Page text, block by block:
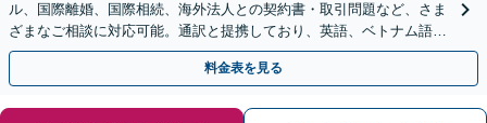
ル、国際離婚、国際相続、海外法人との契約書・取引問題など、さま
ざまなご相談に対応可能。通訳と提携しており、英語、ベトナム語、
中国語、タイ語等対応可能です（通訳料別途）。
料金表を見る